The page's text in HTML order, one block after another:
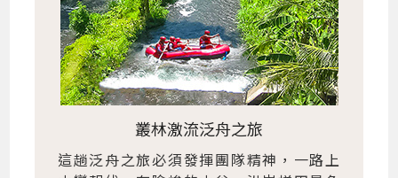
叢林激流泛舟之旅
這趟泛舟之旅必須發揮團隊精神，一路上